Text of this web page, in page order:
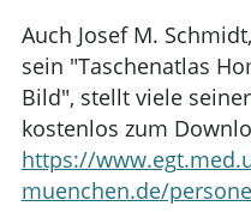
Auch Josef M.
sein "Taschenatlas
Bild", stellt viele
kostenlos zum
https://
muenchen.de/